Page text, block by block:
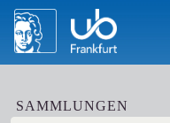
SAMMLUNGEN